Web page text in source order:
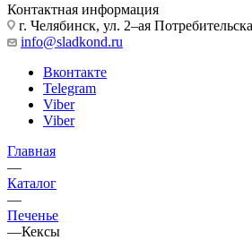
Контактная информация
г. Челябинск, ул. 2–ая
info@sladkond.ru
Вконтакте
Telegram
Viber
Viber
Главная
—
Каталог
—
Печенье
—Кексы